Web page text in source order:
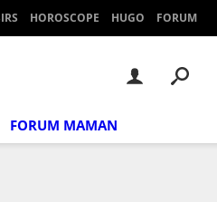
HOROSCOPE HUGO FORUM
FORUM MAMAN